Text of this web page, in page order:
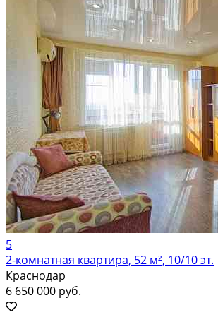
5
2-комнатная квартира, 52 м², 10/10 эт.
Краснодар
6 650 000 руб.